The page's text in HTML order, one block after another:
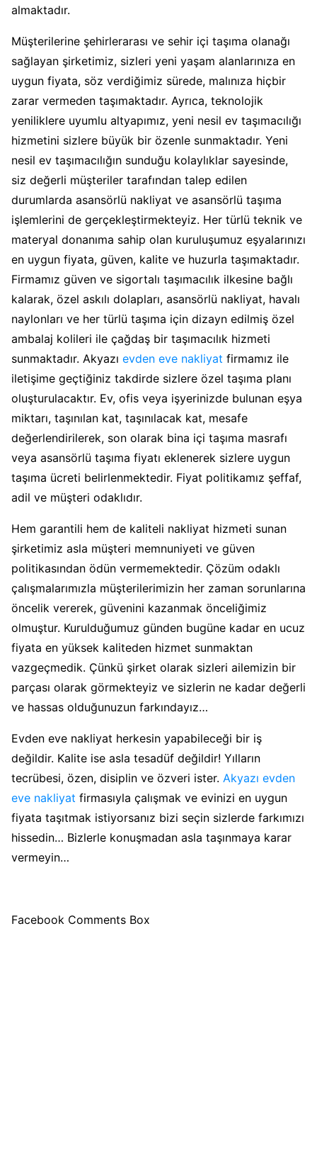
almaktadır.
Müşterilerine şehirlerarası ve sehir içi taşıma olanağı
sağlayan şirketimiz, sizleri yeni yaşam alanlarınıza en
uygun fiyata, söz verdiğimiz sürede, malınıza hiçbir
zarar vermeden taşımaktadır. Ayrıca, teknolojik
yeniliklere uyumlu altyapımız, yeni nesil ev taşımacılığı
hizmetini sizlere büyük bir özenle sunmaktadır. Yeni
nesil ev taşımacılığın sunduğu kolaylıklar sayesinde,
siz değerli müşteriler tarafından talep edilen
durumlarda asansörlü nakliyat ve asansörlü taşıma
işlemlerini de gerçekleştirmekteyiz. Her türlü teknik ve
materyal donanıma sahip olan kuruluşumuz eşyalarınızı
en uygun fiyata, güven, kalite ve huzurla taşımaktadır.
Firmamız güven ve sigortalı taşımacılık ilkesine bağlı
kalarak, özel askılı dolapları, asansörlü nakliyat, havalı
naylonları ve her türlü taşıma için dizayn edilmiş özel
ambalaj kolileri ile çağdaş bir taşımacılık hizmeti
sunmaktadır. Akyazı evden eve nakliyat firmamız ile
iletişime geçtiğiniz takdirde sizlere özel taşıma planı
oluşturulacaktır. Ev, ofis veya işyerinizde bulunan eşya
miktarı, taşınılan kat, taşınılacak kat, mesafe
değerlendirilerek, son olarak bina içi taşıma masrafı
veya asansörlü taşıma fiyatı eklenerek sizlere uygun
taşıma ücreti belirlenmektedir. Fiyat politikamız şeffaf,
adil ve müşteri odaklıdır.
Hem garantili hem de kaliteli nakliyat hizmeti sunan
şirketimiz asla müşteri memnuniyeti ve güven
politikasından ödün vermemektedir. Çözüm odaklı
çalışmalarımızla müşterilerimizin her zaman sorunlarına
öncelik vererek, güvenini kazanmak önceliğimiz
olmuştur. Kurulduğumuz günden bugüne kadar en ucuz
fiyata en yüksek kaliteden hizmet sunmaktan
vazgeçmedik. Çünkü şirket olarak sizleri ailemizin bir
parçası olarak görmekteyiz ve sizlerin ne kadar değerli
ve hassas olduğunuzun farkındayız…
Evden eve nakliyat herkesin yapabileceği bir iş
değildir. Kalite ise asla tesadüf değildir! Yılların
tecrübesi, özen, disiplin ve özveri ister. Akyazı evden
eve nakliyat firmasıyla çalışmak ve evinizi en uygun
fiyata taşıtmak istiyorsanız bizi seçin sizlerde farkımızı
hissedin… Bizlerle konuşmadan asla taşınmaya karar
vermeyin…
Facebook Comments Box